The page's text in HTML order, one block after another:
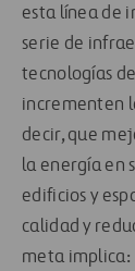
esta línea de
serie de
tecnologías
incrementen
decir, que
la energía en
edificios y
calidad y
meta implica: